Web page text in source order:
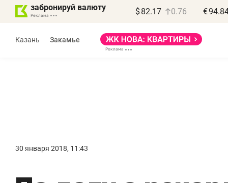
забронируй валюту $ 82.17 0.76 €
Казань Закамье
30 января 2018, 11:43